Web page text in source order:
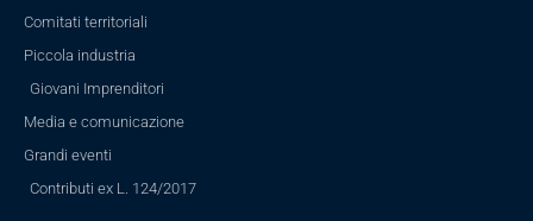
Comitati territoriali
Piccola industria
Giovani Imprenditori
Media e comunicazione
Grandi eventi
Contributi ex L. 124/2017